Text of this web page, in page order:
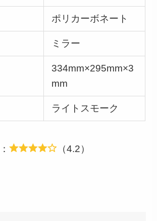
ポリカーボネート
ミラー
334mm×295mm×3
mm
ライトスモーク
： （4.2）